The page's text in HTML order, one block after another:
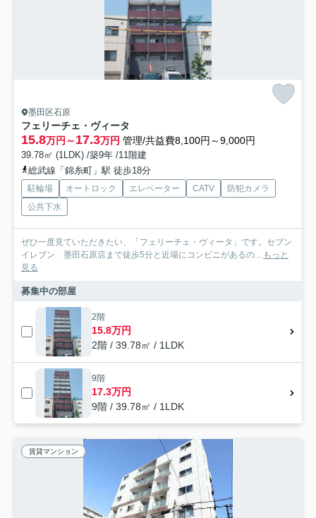
墨田区石原
フェリーチェ・ヴィータ
15.8万円～17.3万円 管理/共益費8,100円～9,000円
39.78㎡ (1LDK) /築9年 /11階建
総武線「錦糸町」駅 徒歩18分
駐輪場 オートロック エレベーター CATV
防犯カメラ
公共下水
ぜひ一度見ていただきたい、「フェリーチェ・ヴィータ」です。セブン
イレブン 墨田石原店まで徒歩5分と近場にコンビニがあるの... もっと
見る
募集中の部屋
2階
15.8万円
2階 / 39.78㎡ / 1LDK
9階
17.3万円
9階 / 39.78㎡ / 1LDK
賃貸マンション